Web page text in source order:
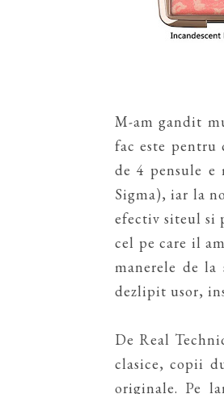
M-am gandit
fac este
de 4 pensule
Sigma), iar la
efectiv siteul si
cel pe care il
manerele de
dezlipit usor,
De Real
clasice, copii
originale. Pe